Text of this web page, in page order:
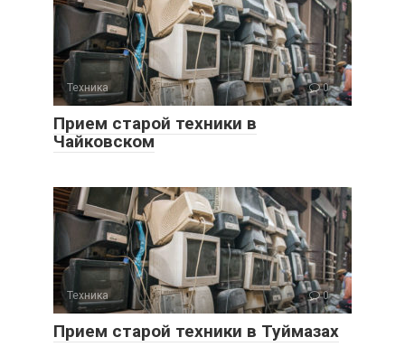
Техника 0
Прием старой техники в
Чайковском
Техника 0
Прием старой техники в Туймазах